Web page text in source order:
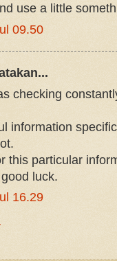
use a little
09.50
checking
information
this particular
luck.
16.29